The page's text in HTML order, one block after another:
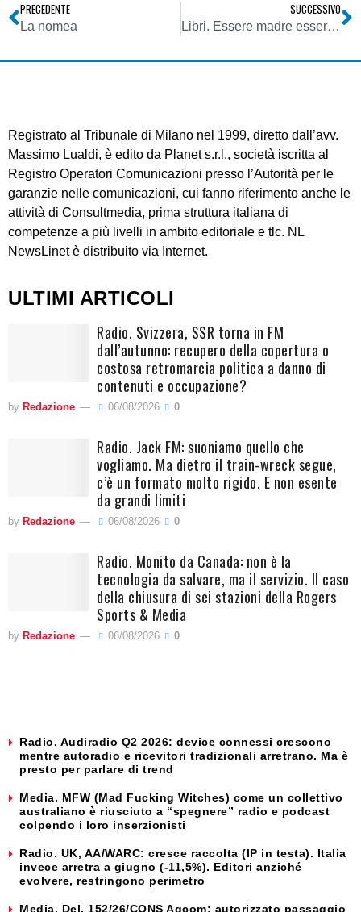
PRECEDENTE
La nomea
SUCCESSIVO
Libri. Essere madre essere padre. Storia di un’avventura
Registrato al Tribunale di Milano nel 1999, diretto dall’avv.
Massimo Lualdi, è edito da Planet s.r.l., società iscritta al
Registro Operatori Comunicazioni presso l’Autorità per le
garanzie nelle comunicazioni, cui fanno riferimento anche le
attività di Consultmedia, prima struttura italiana di
competenze a più livelli in ambito editoriale e tlc. NL
NewsLinet è distribuito via Internet.
ULTIMI ARTICOLI
Radio. Svizzera, SSR torna in FM
dall’autunno: recupero della copertura o
costosa retromarcia politica a danno di
contenuti e occupazione?
by Redazione 06/08/2026 0
Radio. Jack FM: suoniamo quello che
vogliamo. Ma dietro il train-wreck segue,
c’è un formato molto rigido. E non esente
da grandi limiti
by Redazione 06/08/2026 0
Radio. Monito da Canada: non è la
tecnologia da salvare, ma il servizio. Il caso
della chiusura di sei stazioni della Rogers
Sports & Media
by Redazione 06/08/2026 0
Radio. Audiradio Q2 2026: device connessi crescono
mentre autoradio e ricevitori tradizionali arretrano. Ma è
presto per parlare di trend
Media. MFW (Mad Fucking Witches) come un collettivo
australiano è riusciuto a “spegnere” radio e podcast
colpendo i loro inserzionisti
Radio. UK, AA/WARC: cresce raccolta (IP in testa). Italia
invece arretra a giugno (-11,5%). Editori anziché
evolvere, restringono perimetro
Media. Del. 152/26/CONS Agcom: autorizzato passaggio